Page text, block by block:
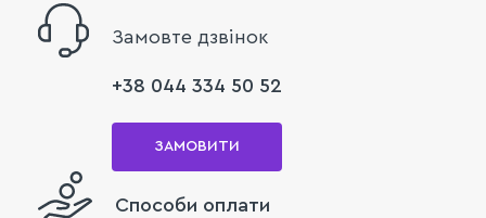
Замовте дзвінок
+38 044 334 50 52
ЗАМОВИТИ
Способи оплати